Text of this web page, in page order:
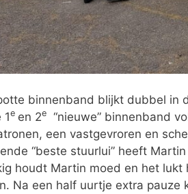
binnenband blijkt dubbel in
1e en 2e
“nieuwe” binnenband
een vastgevroren en
“beste stuurlui” heeft
houdt Martin moed en het
Na een half uurtje extra